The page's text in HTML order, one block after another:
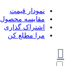
نمودار قیمت
مقایسه محصول
اشتراک گذاری
مرا مطلع کن